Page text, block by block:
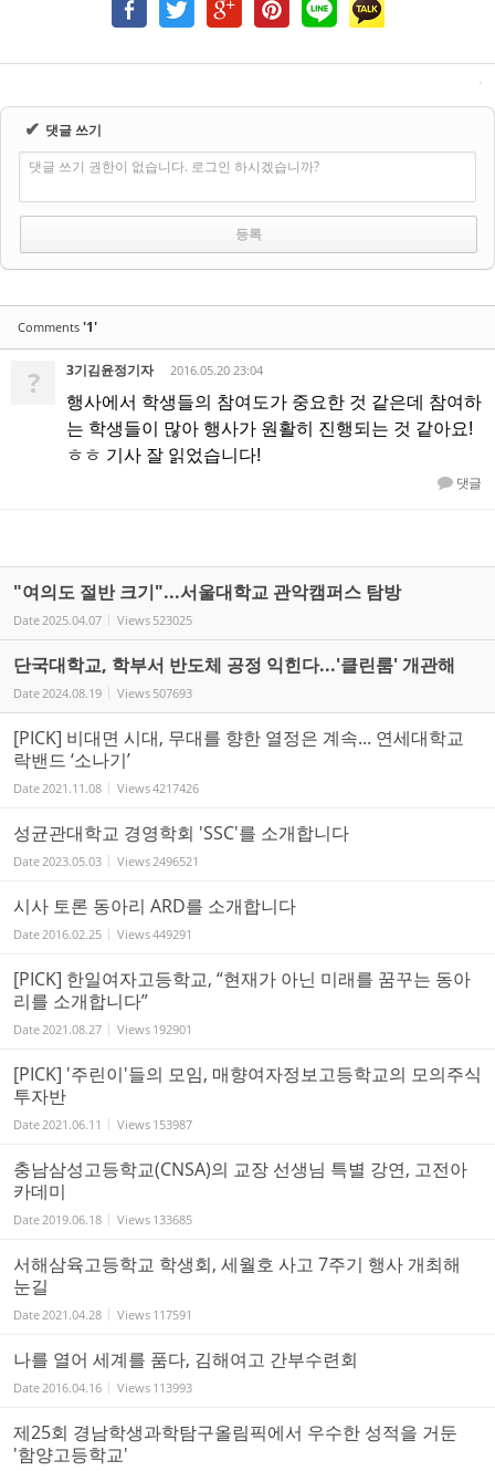
✔ 댓글 쓰기
댓글 쓰기 권한이 없습니다. 로그인 하시겠습니까?
Comments '1'
? 3기김윤정기자 2016.05.20 23:04
행사에서 학생들의 참여도가 중요한 것 같은데 참여하
는 학생들이 많아 행사가 원활히 진행되는 것 같아요!
ㅎㅎ 기사 잘 읽었습니다!
댓글
"여의도 절반 크기"...서울대학교 관악캠퍼스 탐방
Date 2025.04.07 Views 523025
단국대학교, 학부서 반도체 공정 익힌다...'클린룸' 개관해
Date 2024.08.19 Views 507693
[PICK] 비대면 시대, 무대를 향한 열정은 계속... 연세대학교
락밴드 ‘소나기’
Date 2021.11.08 Views4217426
성균관대학교 경영학회 'SSC'를 소개합니다
Date 2023.05.03 Views 2496521
시사 토론 동아리 ARD를 소개합니다
Date 2016.02.25 Views449291
[PICK] 한일여자고등학교, “현재가 아닌 미래를 꿈꾸는 동아
리를 소개합니다”
Date 2021.08.27 Views 192901
[PICK] '주린이'들의 모임, 매향여자정보고등학교의 모의주식
투자반
Date 2021.06.11 Views 153987
충남삼성고등학교(CNSA)의 교장 선생님 특별 강연, 고전아
카데미
Date 2019.06.18 Views 133685
서해삼육고등학교 학생회, 세월호 사고 7주기 행사 개최해
눈길
Date 2021.04.28 Views 117591
나를 열어 세계를 품다, 김해여고 간부수련회
Date 2016.04.16 Views 113993
제25회 경남학생과학탐구올림픽에서 우수한 성적을 거둔
'함양고등학교'